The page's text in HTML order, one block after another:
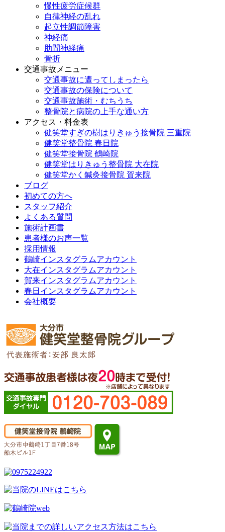
慢性疲労症候群
自律神経の乱れ
起立性調節障害
神経痛
肋間神経痛
骨折
交通事故メニュー
交通事故に遭ってしまったら
交通事故の保険について
交通事故施術・むちうち
整骨院と病院の上手な通い方
アクセス・料金表
健笑堂すぎの樹はりきゅう接骨院 三重院
健笑堂整骨院 春日院
健笑堂接骨院 鶴崎院
健笑堂はりきゅう整骨院 大在院
健笑堂かく鍼灸接骨院 賀来院
ブログ
初めての方へ
スタッフ紹介
よくある質問
施術計画書
患者様のお声一覧
採用情報
鶴崎インスタグラムアカウント
大在インスタグラムアカウント
賀来インスタグラムアカウント
春日インスタグラムアカウント
会社概要